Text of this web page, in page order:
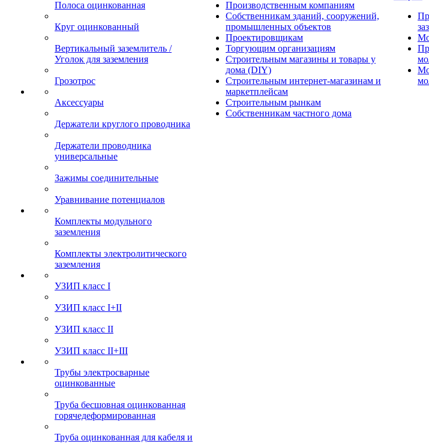
Полоса оцинкованная
Круг оцинкованный
Вертикальный заземлитель /
Уголок для заземления
Грозотрос
Аксессуары
Держатели круглого проводника
Держатели проводника
универсальные
Зажимы соединительные
Уравнивание потенциалов
Комплекты модульного
заземления
Комплекты электролитического
заземления
УЗИП класс I
УЗИП класс I+II
УЗИП класс II
УЗИП класс II+III
Трубы электросварные
оцинкованные
Труба бесшовная оцинкованная
горячедеформированная
Труба оцинкованная для кабеля и
Производственным компаниям
Собственникам зданий, сооружений,
промышленных объектов
Проектировщикам
Торгующим организациям
Строительным магазины и товары у
дома (DIY)
Строительным интернет-магазинам и
маркетплейсам
Строительным рынкам
Собственникам частного дома